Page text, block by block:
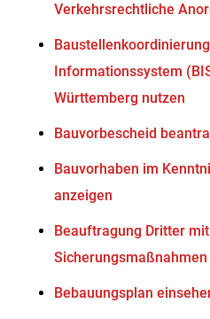
Verkehrsrechtliche
Informationssystem
Württemberg nutzen
Bauvorbescheid
Bauvorhaben im
anzeigen
Beauftragung Dritter
Bebauungsplan